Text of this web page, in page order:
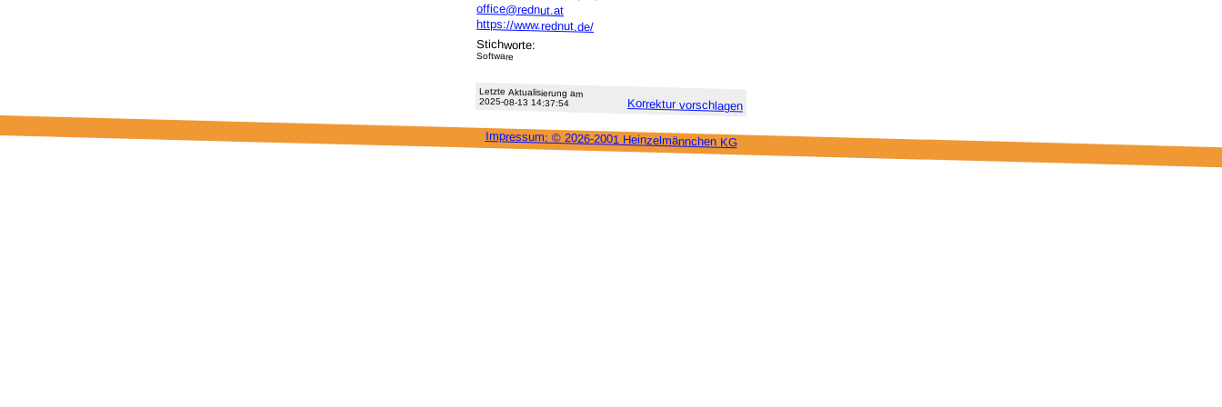
office@rednut.at
https://www.rednut.de/
Stichworte:
Software
Letzte Aktu­alisie­rung am
2025-08-13 14:37:54 Korrektur vor­schlagen
Impressum: © 2026-2001 Heinzel­männchen KG